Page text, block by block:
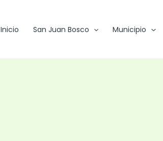
Inicio San Juan Bosco Municipio